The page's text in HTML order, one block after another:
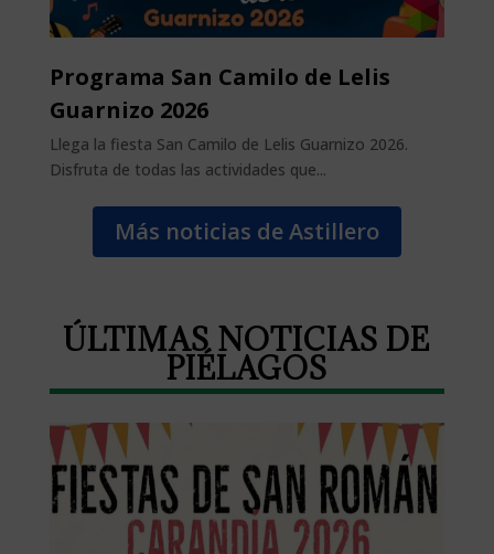
Programa San Camilo de Lelis
Guarnizo 2026
Llega la fiesta San Camilo de Lelis Guarnizo 2026.
Disfruta de todas las actividades que...
Más noticias de Astillero
ÚLTIMAS NOTICIAS DE
PIÉLAGOS